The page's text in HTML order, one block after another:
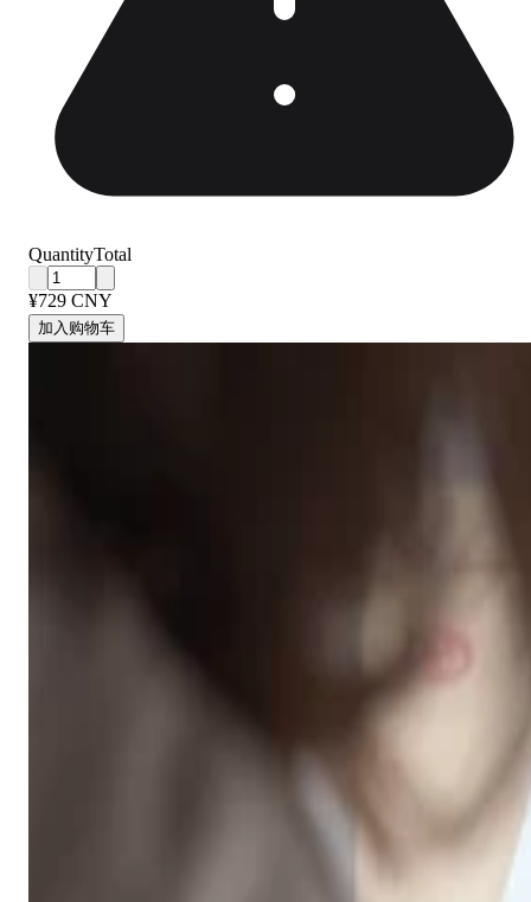
QuantityTotal
¥729 CNY
加入购物车